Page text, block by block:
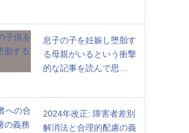
息子の子を妊娠し堕胎す
る母親がいるという衝撃
的な記事を読んで思…
2024年改正: 障害者差別
解消法と合理的配慮の義